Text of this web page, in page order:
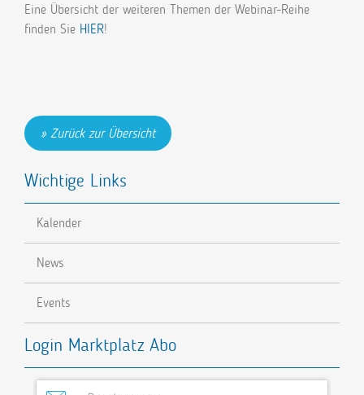
Eine Übersicht der weiteren Themen der Webinar-Reihe
finden Sie HIER!
Zurück zur Übersicht
Wichtige Links
Kalender
News
Events
Login Marktplatz Abo